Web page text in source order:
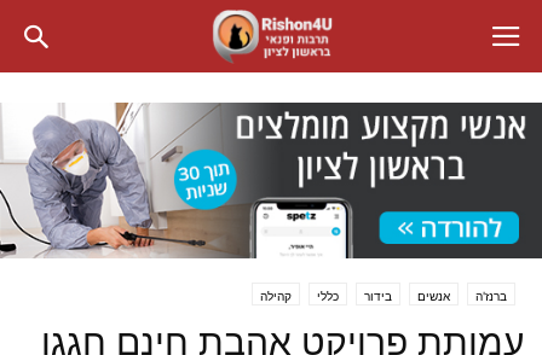
ברנז'ה אנשים בידור כללי קהילה
עמותת פרויקט אהבת חינם חגגו